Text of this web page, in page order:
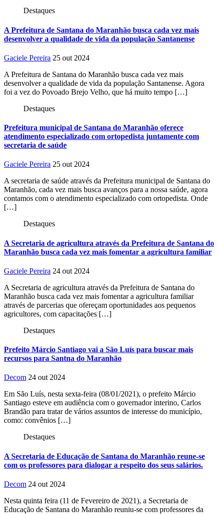
Destaques
A Prefeitura de Santana do Maranhão busca cada vez mais
desenvolver a qualidade de vida da população Santanense
Gaciele Pereira 25 out 2024
A Prefeitura de Santana do Maranhão busca cada vez mais
desenvolver a qualidade de vida da população Santanense. Agora
foi a vez do Povoado Brejo Velho, que há muito tempo […]
Destaques
Prefeitura municipal de Santana do Maranhão oferece
atendimento especializado com ortopedista juntamente com
secretaria de saúde
Gaciele Pereira 25 out 2024
A secretaria de saúde através da Prefeitura municipal de Santana do
Maranhão, cada vez mais busca avanços para a nossa saúde, agora
contamos com o atendimento especializado com ortopedista. Onde
[…]
Destaques
A Secretaria de agricultura através da Prefeitura de Santana do
Maranhão busca cada vez mais fomentar a agricultura familiar
Gaciele Pereira 24 out 2024
A Secretaria de agricultura através da Prefeitura de Santana do
Maranhão busca cada vez mais fomentar a agricultura familiar
através de parcerias que ofereçam oportunidades aos pequenos
agricultores, com capacitações […]
Destaques
Prefeito Márcio Santiago vai a São Luís para buscar mais
recursos para Santna do Maranhão
Decom 24 out 2024
Em São Luís, nesta sexta-feira (08/01/2021), o prefeito Márcio
Santiago esteve em audiência com o governador interino, Carlos
Brandão para tratar de vários assuntos de interesse do município,
como: convênios […]
Destaques
A Secretaria de Educação de Santana do Maranhão reune-se
com os professores para dialogar a respeito dos seus salários.
Decom 24 out 2024
Nesta quinta feira (11 de Fevereiro de 2021), a Secretaria de
Educação de Santana do Maranhão reuniu-se com professores da